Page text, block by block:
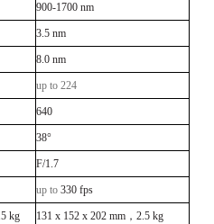
900-1700 nm
3.5 nm
8.0 nm
up to 224
640
38°
F/1.7
up to330 fps
kg 131 x 152 x 202 mm，2.5 kg